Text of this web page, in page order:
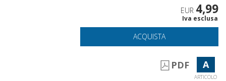
EUR 4,99
Iva esclusa
ACQUISTA
PDF A
ARTICOLO